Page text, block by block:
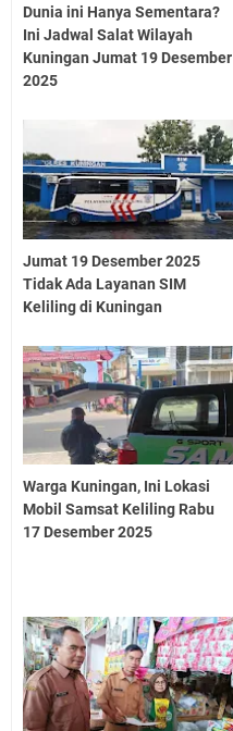
Dunia ini Hanya Sementara?
Ini Jadwal Salat Wilayah
Kuningan Jumat 19 Desember
2025
Jumat 19 Desember 2025
Tidak Ada Layanan SIM
Keliling di Kuningan
Warga Kuningan, Ini Lokasi
Mobil Samsat Keliling Rabu
17 Desember 2025